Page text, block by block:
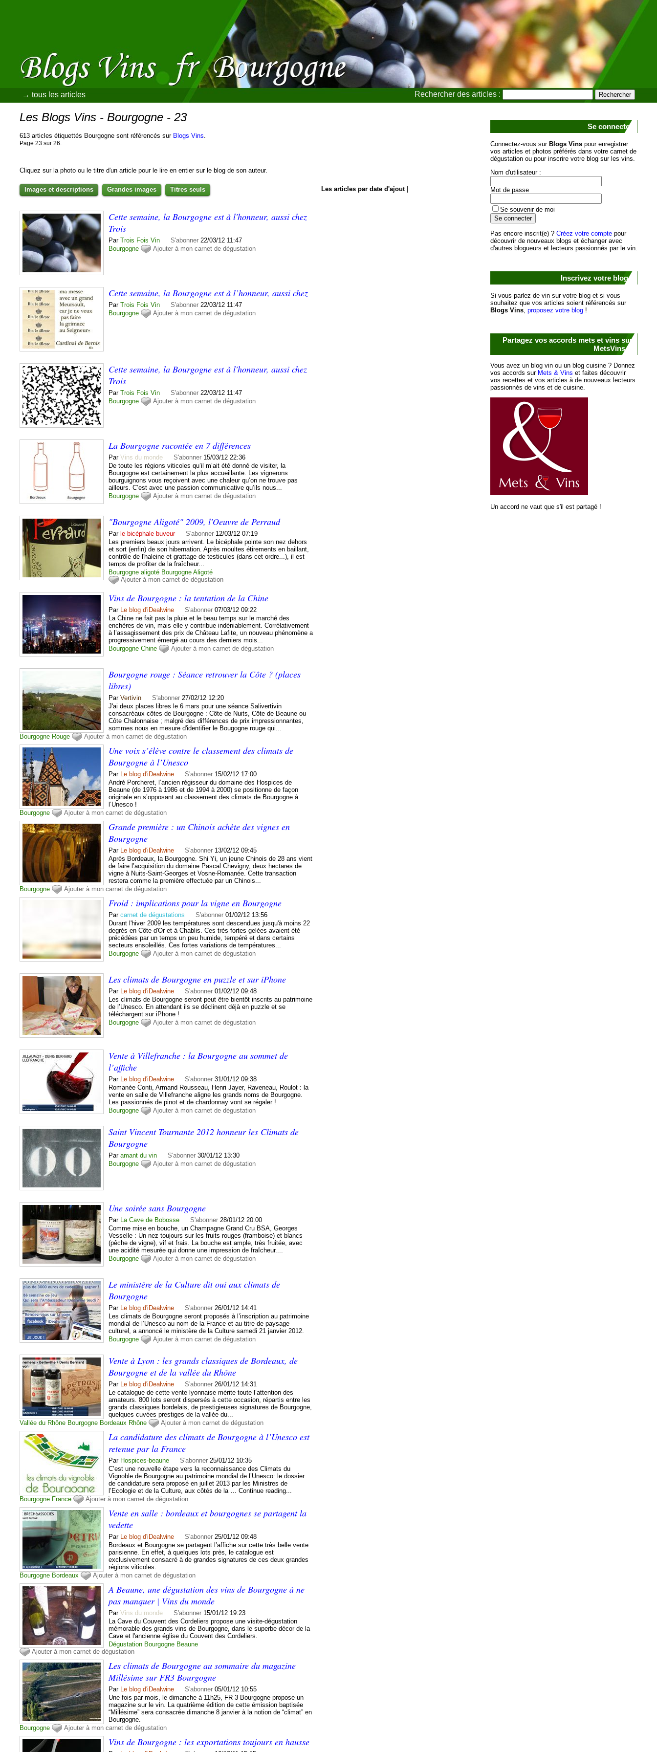
→ tous les articles Rechercher des articles :
Les Blogs Vins - Bourgogne - 23
613 articles étiquettés Bourgogne sont référencés sur Blogs Vins.
Page 23 sur 26.
Cliquez sur la photo ou le titre d'un article pour le lire en entier sur le blog de son auteur.
Images et descriptions Grandes images Titres seuls Les articles par date d'ajout|
Cette semaine, la Bourgogne est à l'honneur, aussi chez
Trois
ParTrois Fois Vin S'abonner 22/03/12 11:47
Bourgogne
Ajouter à mon carnet de dégustation
Cette semaine, la Bourgogne est à l’honneur, aussi chez
ParTrois Fois Vin S'abonner 22/03/12 11:47
Bourgogne
Ajouter à mon carnet de dégustation
Cette semaine, la Bourgogne est à l'honneur, aussi chez
Trois
ParTrois Fois Vin S'abonner 22/03/12 11:47
Bourgogne
Ajouter à mon carnet de dégustation
La Bourgogne racontée en 7 différences
ParVins du monde S'abonner 15/03/12 22:36
De toute les régions viticoles qu’il m’ait été donné de visiter, la
Bourgogne est certainement la plus accueillante. Les vignerons
bourguignons vous reçoivent avec une chaleur qu’on ne trouve pas
ailleurs. C’est avec une passion communicative qu’ils nous...
Bourgogne
Ajouter à mon carnet de dégustation
"Bourgogne Aligoté" 2009, l'Oeuvre de Perraud
Par le bicéphale buveur S'abonner 12/03/12 07:19
Les premiers beaux jours arrivent. Le bicéphale pointe son nez dehors
et sort (enfin) de son hibernation. Après moultes étirements en baillant,
contrôle de l'haleine et grattage de testicules (dans cet ordre...), il est
temps de profiter de la fraîcheur...
Bourgogne aligoté Bourgogne Aligoté
Ajouter à mon carnet de dégustation
Vins de Bourgogne : la tentation de la Chine
Par Le blog d'iDealwine S'abonner 07/03/12 09:22
La Chine ne fait pas la pluie et le beau temps sur le marché des
enchères de vin, mais elle y contribue indéniablement. Corrélativement
à l’assagissement des prix de Château Lafite, un nouveau phénomène a
progressivement émergé au cours des derniers mois...
Bourgogne Chine Ajouter à mon carnet de dégustation
Bourgogne rouge : Séance retrouver la Côte ? (places
libres)
ParVertivin S'abonner 27/02/12 12:20
J'ai deux places libres le 6 mars pour une séance Salivertivin
consacréaux côtes de Bourgogne : Côte de Nuits, Côte de Beaune ou
Côte Chalonnaise ; malgré des différences de prix impressionnantes,
sommes nous en mesure d'identifier le Bougogne rouge qui...
Bourgogne Rouge Ajouter à mon carnet de dégustation
Une voix s’élève contre le classement des climats de
Bourgogne à l’Unesco
Par Le blog d'iDealwine S'abonner 15/02/12 17:00
André Porcheret, l’ancien régisseur du domaine des Hospices de
Beaune (de 1976 à 1986 et de 1994 à 2000) se positionne de façon
originale en s’opposant au classement des climats de Bourgogne à
l’Unesco !
Bourgogne
Ajouter à mon carnet de dégustation
Grande première : un Chinois achète des vignes en
Bourgogne
Par Le blog d'iDealwine S'abonner 13/02/12 09:45
Après Bordeaux, la Bourgogne. Shi Yi, un jeune Chinois de 28 ans vient
de faire l’acquisition du domaine Pascal Chevigny, deux hectares de
vigne à Nuits-Saint-Georges et Vosne-Romanée. Cette transaction
restera comme la première effectuée par un Chinois...
Bourgogne
Ajouter à mon carnet de dégustation
Froid : implications pour la vigne en Bourgogne
Parcarnet de dégustations S'abonner 01/02/12 13:56
Durant l'hiver 2009 les températures sont descendues jusqu'à moins 22
degrés en Côte d'Or et à Chablis. Ces très fortes gelées avaient été
précédées par un temps un peu humide, tempéré et dans certains
secteurs ensoleillés. Ces fortes variations de températures...
Bourgogne
Ajouter à mon carnet de dégustation
Les climats de Bourgogne en puzzle et sur iPhone
Par Le blog d'iDealwine S'abonner 01/02/12 09:48
Les climats de Bourgogne seront peut être bientôt inscrits au patrimoine
de l’Unesco. En attendant ils se déclinent déjà en puzzle et se
téléchargent sur iPhone !
Bourgogne
Ajouter à mon carnet de dégustation
Vente à Villefranche : la Bourgogne au sommet de
l’affiche
Par Le blog d'iDealwine S'abonner 31/01/12 09:38
Romanée Conti, Armand Rousseau, Henri Jayer, Raveneau, Roulot : la
vente en salle de Villefranche aligne les grands noms de Bourgogne.
Les passionnés de pinot et de chardonnay vont se régaler !
Bourgogne
Ajouter à mon carnet de dégustation
Saint Vincent Tournante 2012 honneur les Climats de
Bourgogne
Paramant du vin S'abonner 30/01/12 13:30
Bourgogne
Ajouter à mon carnet de dégustation
Une soirée sans Bourgogne
Par La Cave de Bobosse S'abonner 28/01/12 20:00
Comme mise en bouche, un Champagne Grand Cru BSA, Georges
Vesselle : Un nez toujours sur les fruits rouges (framboise) et blancs
(pêche de vigne), vif et frais. La bouche est ample, très fruitée, avec
une acidité mesurée qui donne une impression de fraîcheur....
Bourgogne
Ajouter à mon carnet de dégustation
Le ministère de la Culture dit oui aux climats de
Bourgogne
Par Le blog d'iDealwine S'abonner 26/01/12 14:41
Les climats de Bourgogne seront proposés à l’inscription au patrimoine
mondial de l’Unesco au nom de la France et au titre de paysage
culturel, a annoncé le ministère de la Culture samedi 21 janvier 2012.
Bourgogne
Ajouter à mon carnet de dégustation
Vente à Lyon : les grands classiques de Bordeaux, de
Bourgogne et de la vallée du Rhône
Par Le blog d'iDealwine S'abonner 26/01/12 14:31
Le catalogue de cette vente lyonnaise mérite toute l’attention des
amateurs. 800 lots seront dispersés à cette occasion, répartis entre les
grands classiques bordelais, de prestigieuses signatures de Bourgogne,
quelques cuvées prestiges de la vallée du...
Vallée du Rhône Bourgogne Bordeaux Rhône Ajouter à mon carnet de dégustation
La candidature des climats de Bourgogne à l’Unesco est
retenue par la France
Par Hospices-beaune S'abonner 25/01/12 10:35
C’est une nouvelle étape vers la reconnaissance des Climats du
Vignoble de Bourgogne au patrimoine mondial de l’Unesco: le dossier
de candidature sera proposé en juillet 2013 par les Ministres de
l’Ecologie et de la Culture, aux côtés de la … Continue reading...
Bourgogne France Ajouter à mon carnet de dégustation
Vente en salle : bordeaux et bourgognes se partagent la
vedette
Par Le blog d'iDealwine S'abonner 25/01/12 09:48
Bordeaux et Bourgogne se partagent l’affiche sur cette très belle vente
parisienne. En effet, à quelques lots près, le catalogue est
exclusivement consacré à de grandes signatures de ces deux grandes
régions viticoles.
Bourgogne Bordeaux Ajouter à mon carnet de dégustation
A Beaune, une dégustation des vins de Bourgogne à ne
pas manquer | Vins du monde
ParVins du monde S'abonner 15/01/12 19:23
La Cave du Couvent des Cordeliers propose une visite-dégustation
mémorable des grands vins de Bourgogne, dans le superbe décor de la
Cave et l'ancienne église du Couvent des Cordeliers.
Dégustation Bourgogne Beaune
Ajouter à mon carnet de dégustation
Les climats de Bourgogne au sommaire du magazine
Millésime sur FR3 Bourgogne
Par Le blog d'iDealwine S'abonner 05/01/12 10:55
Une fois par mois, le dimanche à 11h25, FR 3 Bourgogne propose un
magazine sur le vin. La quatrième édition de cette émission baptisée
“Millésime” sera consacrée dimanche 8 janvier à la notion de “climat” en
Bourgogne.
Bourgogne
Ajouter à mon carnet de dégustation
Vins de Bourgogne : les exportations toujours en hausse
Se connecter
Connectez-vous sur Blogs Vinspour enregistrer
vos articles et photos préférés dans votre carnet de
dégustation ou pour inscrire votre blog sur les vins.
Nom d'utilisateur :
Mot de passe
Se souvenir de moi
Pas encore inscrit(e) ? Créez votre comptepour
découvrir de nouveaux blogs et échanger avec
d'autres blogueurs et lecteurs passionnés par le vin.
Inscrivez votre blog !
Si vous parlez de vin sur votre blog et si vous
souhaitez que vos articles soient référencés sur
Blogs Vins, proposez votre blog!
Partagez vos accords mets et vins sur
MetsVins.fr
Vous avez un blog vin ou un blog cuisine ? Donnez
vos accords sur Mets & Vins et faites découvrir
vos recettes et vos articles à de nouveaux lecteurs
passionnés de vins et de cuisine.
Un accord ne vaut que s'il est partagé !